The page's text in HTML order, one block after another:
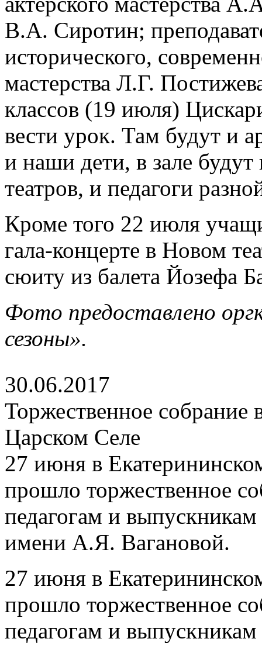
В.А. Сиротин;
исторического,
мастерства Л.Г.
классов (19 июля)
вести урок. Там будут и
и наши дети, в зале будут
театров, и педагоги
Кроме того 22 июля
гала-концерте в Новом
сюиту из балета Йозефа
Фото предоставлено
сезоны».
30.06.2017
Торжественное собрание
Царском Селе
27 июня в
прошло торжественное
педагогам и
имени А.Я. Вагановой.
27 июня в
прошло торжественное
педагогам и